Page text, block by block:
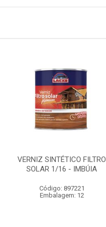
VERNIZ SINTÉTICO FILTRO
SOLAR 1/16 - IMBÚIA
Código: 897221
Embalagem: 12